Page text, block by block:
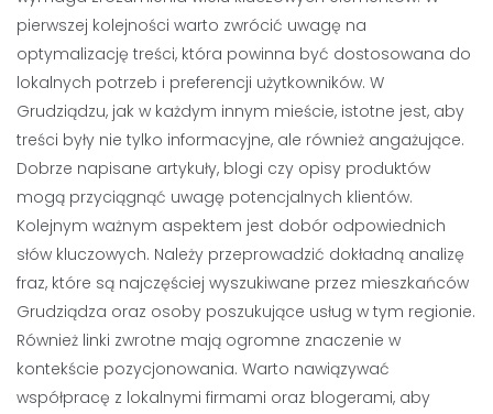
pierwszej kolejności warto zwrócić uwagę na
optymalizację treści, która powinna być dostosowana do
lokalnych potrzeb i preferencji użytkowników. W
Grudziądzu, jak w każdym innym mieście, istotne jest, aby
treści były nie tylko informacyjne, ale również angażujące.
Dobrze napisane artykuły, blogi czy opisy produktów
mogą przyciągnąć uwagę potencjalnych klientów.
Kolejnym ważnym aspektem jest dobór odpowiednich
słów kluczowych. Należy przeprowadzić dokładną analizę
fraz, które są najczęściej wyszukiwane przez mieszkańców
Grudziądza oraz osoby poszukujące usług w tym regionie.
Również linki zwrotne mają ogromne znaczenie w
kontekście pozycjonowania. Warto nawiązywać
współpracę z lokalnymi firmami oraz blogerami, aby